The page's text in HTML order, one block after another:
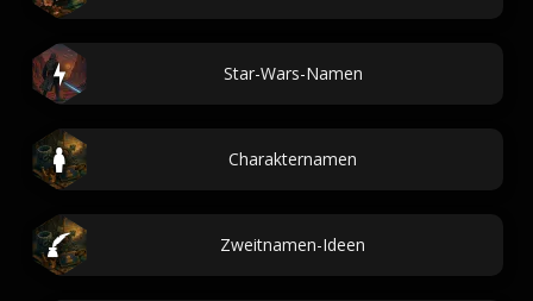
Star-Wars-Namen
Charakternamen
Zweitnamen-Ideen